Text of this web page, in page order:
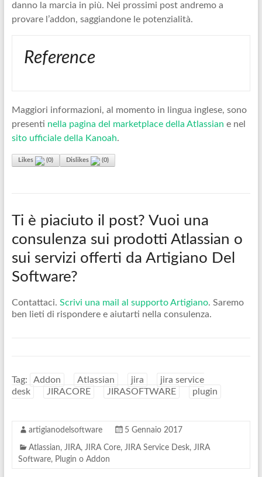
danno la marcia in più. Nei prossimi post andremo a
provare l’addon, saggiandone le potenzialità.
Reference
Maggiori informazioni, al momento in lingua inglese, sono
presenti nella pagina del marketplace della Atlassian e nel
sito ufficiale della Kanoah.
Likes (0) Dislikes (0)
Ti è piaciuto il post? Vuoi una
consulenza sui prodotti Atlassian o
sui servizi offerti da Artigiano Del
Software?
Contattaci. Scrivi una mail al supporto Artigiano. Saremo
ben lieti di rispondere e aiutarti nella consulenza.
Tag: Addon Atlassian jira
jira service
desk
JIRACORE JIRASOFTWARE plugin
artigianodelsoftware 5 Gennaio 2017
Atlassian, JIRA, JIRA Core, JIRA Service Desk, JIRA
Software, Plugin o Addon